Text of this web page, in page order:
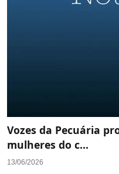
Vozes da Pecuária
mulheres do c...
13/06/2026